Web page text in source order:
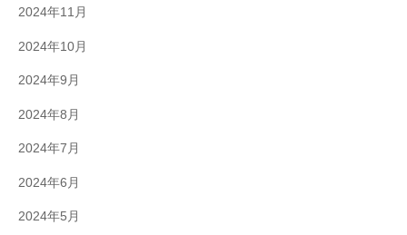
2024年11月
2024年10月
2024年9月
2024年8月
2024年7月
2024年6月
2024年5月